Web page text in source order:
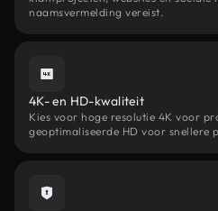
naamsvermelding vereist.
4K- en HD-kwaliteit
Kies voor hoge resolutie 4K voor
geoptimaliseerde HD voor snellere